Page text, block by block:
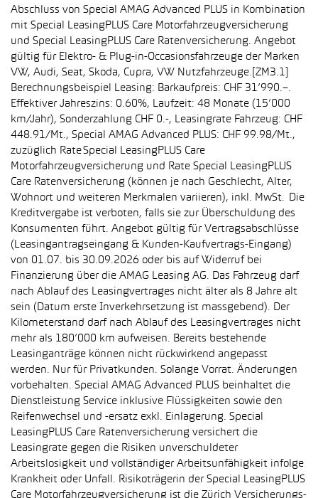
Abschluss von Special AMAG Advanced PLUS in Kombination
mit Special LeasingPLUS Care Motorfahrzeugversicherung
und Special LeasingPLUS Care Ratenversicherung. Angebot
gültig für Elektro- & Plug-in-Occasionsfahrzeuge der Marken
VW, Audi, Seat, Skoda, Cupra, VW Nutzfahrzeuge.[ZM3.1]
Berechnungsbeispiel Leasing: Barkaufpreis: CHF 31’990.–.
Effektiver Jahreszins: 0.60%, Laufzeit: 48 Monate (15’000
km/Jahr), Sonderzahlung CHF 0.-, Leasingrate Fahrzeug: CHF
448.91/Mt., Special AMAG Advanced PLUS: CHF 99.98/Mt.,
zuzüglich Rate Special LeasingPLUS Care
Motorfahrzeugversicherung und Rate Special LeasingPLUS
Care Ratenversicherung (können je nach Geschlecht, Alter,
Wohnort und weiteren Merkmalen variieren), inkl. MwSt. Die
Kreditvergabe ist verboten, falls sie zur Überschuldung des
Konsumenten führt. Angebot gültig für Vertragsabschlüsse
(Leasingantragseingang & Kunden-Kaufvertrags-Eingang)
von 01.07. bis 30.09.2026 oder bis auf Widerruf bei
Finanzierung über die AMAG Leasing AG. Das Fahrzeug darf
nach Ablauf des Leasingvertrages nicht älter als 8 Jahre alt
sein (Datum erste Inverkehrsetzung ist massgebend). Der
Kilometerstand darf nach Ablauf des Leasingvertrages nicht
mehr als 180’000 km aufweisen. Bereits bestehende
Leasinganträge können nicht rückwirkend angepasst
werden. Nur für Privatkunden. Solange Vorrat. Änderungen
vorbehalten. Special AMAG Advanced PLUS beinhaltet die
Dienstleistung Service inklusive Flüssigkeiten sowie den
Reifenwechsel und -ersatz exkl. Einlagerung. Special
LeasingPLUS Care Ratenversicherung versichert die
Leasingrate gegen die Risiken unverschuldeter
Arbeitslosigkeit und vollständiger Arbeitsunfähigkeit infolge
Krankheit oder Unfall. Risikoträgerin der Special LeasingPLUS
Care Motorfahrzeugversicherung ist die Zürich Versicherungs-